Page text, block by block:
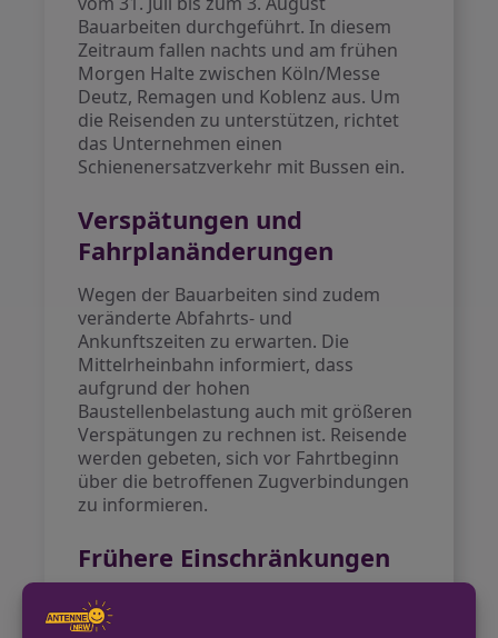
Bauarbeiten durchgeführt. In diesem
Zeitraum fallen nachts und am frühen
Morgen Halte zwischen Köln/Messe
Deutz, Remagen und Koblenz aus. Um
die Reisenden zu unterstützen, richtet
das Unternehmen einen
Schienenersatzverkehr mit Bussen ein.
Verspätungen und
Fahrplanänderungen
Wegen der Bauarbeiten sind zudem
veränderte Abfahrts- und
Ankunftszeiten zu erwarten. Die
Mittelrheinbahn informiert, dass
aufgrund der hohen
Baustellenbelastung auch mit größeren
Verspätungen zu rechnen ist. Reisende
werden gebeten, sich vor Fahrtbeginn
über die betroffenen Zugverbindungen
zu informieren.
Frühere Einschränkungen
Bereits am
Zugausfällen auf der Strecke. Der